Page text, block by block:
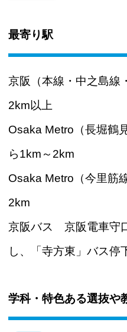
最寄り駅
京阪（本線・中之島線
2km以上
Osaka Metro（長堀鶴
ら1km～2km
Osaka Metro（今里筋
2km
京阪バス 京阪電車守
し、「寺方東」バス停
学科・特色ある選抜や